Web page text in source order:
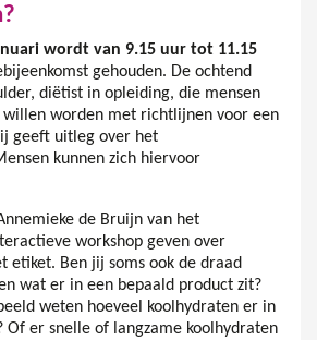
wordt van 9.15 uur tot 11.15
gehouden. De ochtend
diëtist in opleiding, die mensen
willen worden met richtlijnen voor een
geeft uitleg over het
kunnen zich hiervoor
de Bruijn van het
workshop geven over
etiket. Ben jij soms ook de draad
wat er in een bepaald product zit?
weten hoeveel koolhydraten er in
Of er snelle of langzame koolhydraten